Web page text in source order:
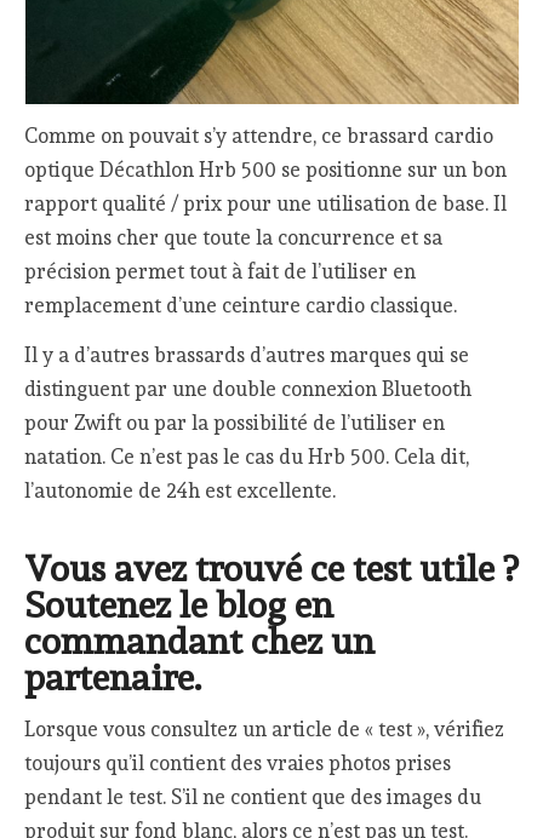
Comme on pouvait s’y attendre, ce brassard cardio
optique Décathlon Hrb 500 se positionne sur un bon
rapport qualité / prix pour une utilisation de base. Il
est moins cher que toute la concurrence et sa
précision permet tout à fait de l’utiliser en
remplacement d’une ceinture cardio classique.
Il y a d’autres brassards d’autres marques qui se
distinguent par une double connexion Bluetooth
pour Zwift ou par la possibilité de l’utiliser en
natation. Ce n’est pas le cas du Hrb 500. Cela dit,
l’autonomie de 24h est excellente.
Vous avez trouvé ce test utile ?
Soutenez le blog en
commandant chez un
partenaire.
Lorsque vous consultez un article de « test », vérifiez
toujours qu’il contient des vraies photos prises
pendant le test. S’il ne contient que des images du
produit sur fond blanc, alors ce n’est pas un test.